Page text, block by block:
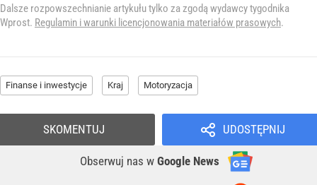
Dalsze rozpowszechnianie artykułu tylko za zgodą wydawcy tygodnika
Wprost. Regulamin i warunki licencjonowania materiałów prasowych.
Finanse i inwestycje Kraj Motoryzacja
UDOSTĘPNIJ
Obserwuj nas w Google News
SKOMENTUJ